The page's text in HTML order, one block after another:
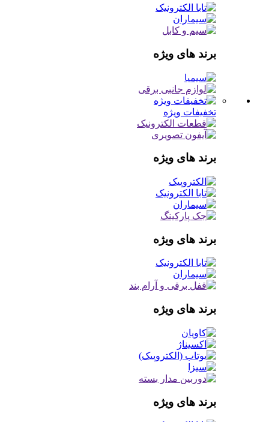
برند های ویژه
تخفیفات ویژه
برند های ویژه
برند های ویژه
برند های ویژه
برند های ویژه